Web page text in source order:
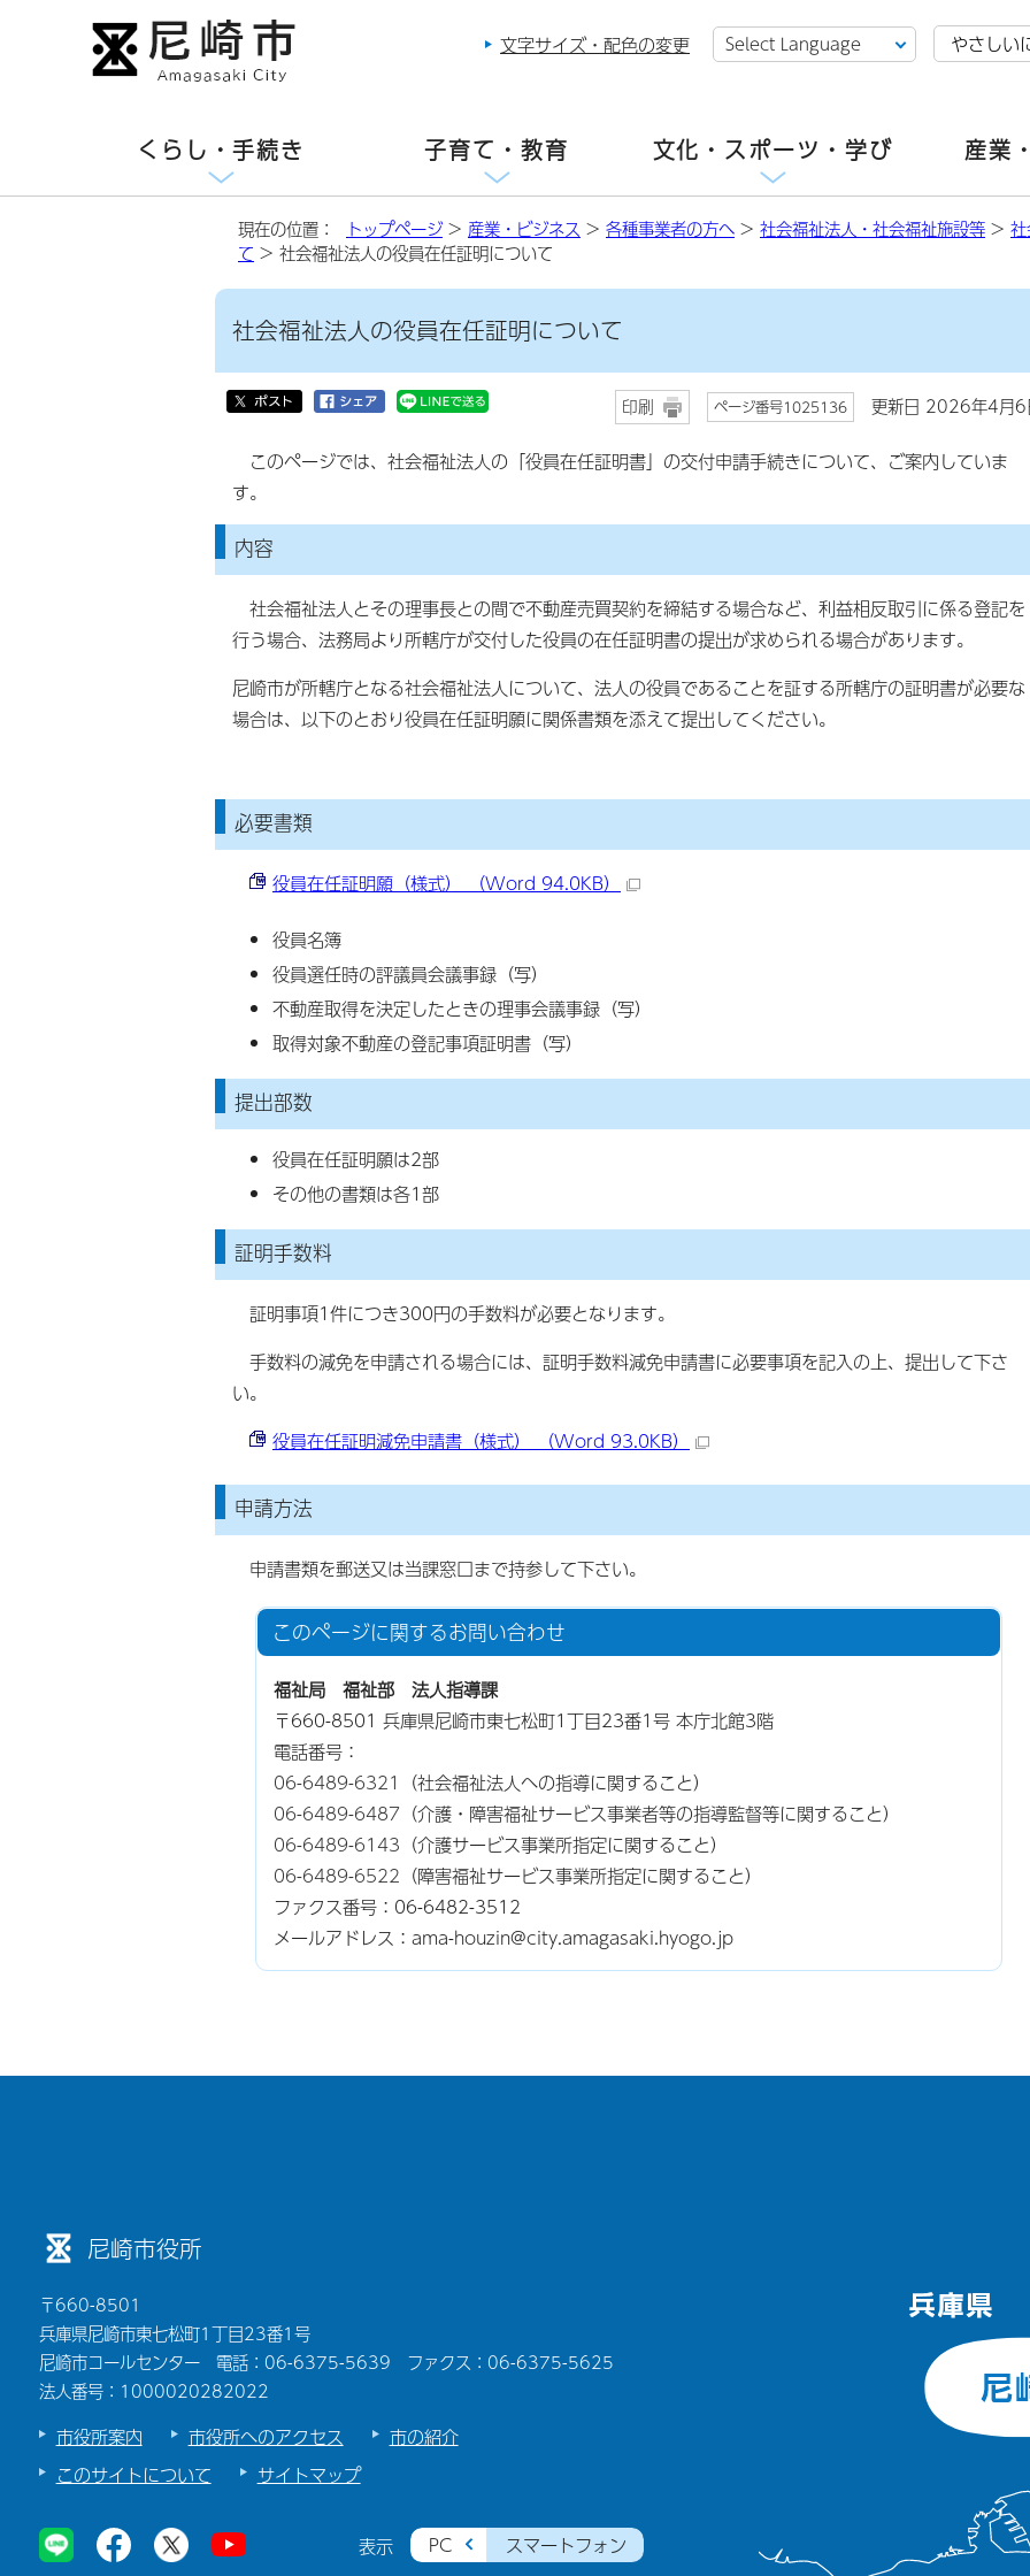
文字サイズ・配色の変更 やさしい
くらし・手続き 子育て・教育 文化・スポーツ・学び 産業
現在の位置： トップページ> 産業・ビジネス > 各種事業者の方へ > 社会福祉法人・社会福祉施設等 >
て > 社会福祉法人の役員在任証明について
社会福祉法人の役員在任証明について
印刷 ページ番号1025136 更新日 2026年4月6
このページでは、社会福祉法人の「役員在任証明書」の交付申請手続きについて、ご案内していま
す。
内容
社会福祉法人とその理事長との間で不動産売買契約を締結する場合など、利益相反取引に係る登記を
行う場合、法務局より所轄庁が交付した役員の在任証明書の提出が求められる場合があります。
尼崎市が所轄庁となる社会福祉法人について、法人の役員であることを証する所轄庁の証明書が必要な
場合は、以下のとおり役員在任証明願に関係書類を添えて提出してください。
必要書類
役員在任証明願（様式） （Word 94.0KB）
役員名簿
役員選任時の評議員会議事録（写）
不動産取得を決定したときの理事会議事録（写）
取得対象不動産の登記事項証明書（写）
提出部数
役員在任証明願は2部
その他の書類は各1部
証明手数料
証明事項1件につき300円の手数料が必要となります。
手数料の減免を申請される場合には、証明手数料減免申請書に必要事項を記入の上、提出して下さ
い。
役員在任証明減免申請書（様式） （Word 93.0KB）
申請方法
申請書類を郵送又は当課窓口まで持参して下さい。
このページに関するお問い合わせ
福祉局 福祉部 法人指導課
〒660-8501 兵庫県尼崎市東七松町1丁目23番1号 本庁北館3階
電話番号：
06-6489-6321
（社会福祉法人への指導に関すること）
06-6489-6487 （介護・障害福祉サービス事業者等の指導監督等に関すること）
06-6489-6143 （介護サービス事業所指定に関すること）
06-6489-6522 （障害福祉サービス事業所指定に関すること）
ファクス番号：06-6482-3512
メールアドレス：ama-houzin@city.amagasaki.hyogo.jp
尼崎市役所
〒660-8501
兵庫県尼崎市東七松町1丁目23番1号
尼崎市コールセンター 電話：06-6375-5639 ファクス：06-6375-5625
法人番号：1000020282022
市役所案内 市役所へのアクセス
市の紹介
このサイトについて
サイトマップ
表示 PC スマートフォン